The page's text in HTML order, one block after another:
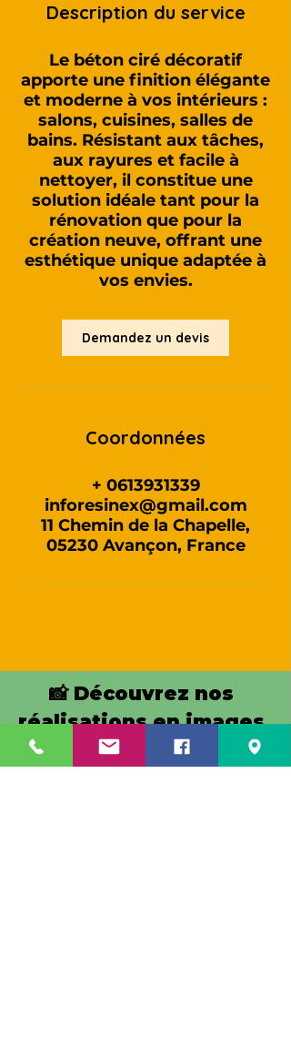
Description du service
Le béton ciré décoratif
apporte une finition élégante
et moderne à vos intérieurs :
salons, cuisines, salles de
bains. Résistant aux tâches,
aux rayures et facile à
nettoyer, il constitue une
solution idéale tant pour la
rénovation que pour la
création neuve, offrant une
esthétique unique adaptée à
vos envies.
Demandez un devis
Coordonnées
+ 0613931339
inforesinex@gmail.com
11 Chemin de la Chapelle,
05230 Avançon, France
📸 Découvrez nos
réalisations en images